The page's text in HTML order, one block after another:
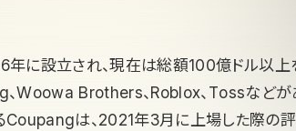
に設立され、現在は総額100億ドル以上
Woowa Brothers、Roblox、Tossなどが
Coupangは、2021年3月に上場した際の